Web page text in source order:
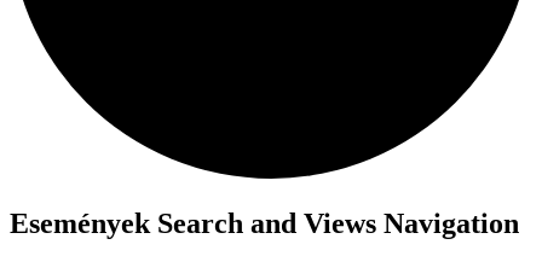
Események Search and Views Navigation